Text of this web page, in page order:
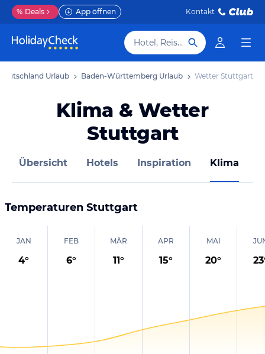
% Deals App öffnen Kontakt
Hotel, Reiseziel
Urlaub Baden-Württemberg Urlaub Wetter Stuttgart
Klima & Wetter
Stuttgart
Übersicht Hotels Inspiration Klima
Temperaturen Stuttgart
JAN
4°
FEB
6°
MÄR
11°
APR
15°
MAI
20° 23